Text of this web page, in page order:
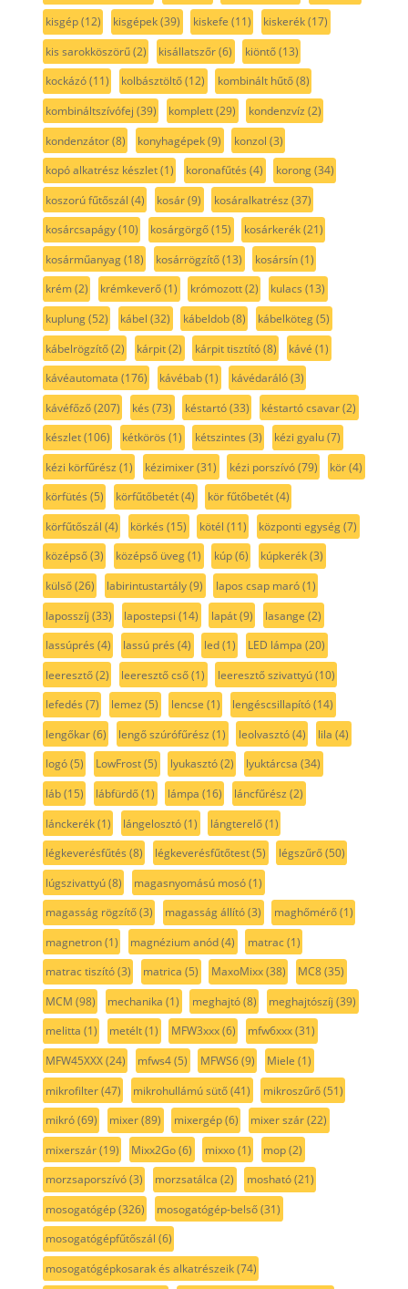
kisgép(12) kisgépek(39) kiskefe (11) kiskerék(17)
kis sarokköszörű(2) kisállatszőr(6) kiöntő(13)
kockázó(11) kolbásztöltő(12) kombinált hűtő(8)
kombináltszívófej (39) komplett(29) kondenzvíz (2)
kondenzátor(8) konyhagépek(9) konzol (3)
kopó alkatrész készlet(1) koronafűtés (4) korong(34)
koszorú fűtőszál (4) kosár(9) kosáralkatrész (37)
kosárcsapágy(10) kosárgörgő(15) kosárkerék(21)
kosárműanyag(18) kosárrögzítő(13) kosársín(1)
krém(2) krémkeverő(1) krómozott(2) kulacs (13)
kuplung(52) kábel (32) kábeldob(8) kábelköteg(5)
kábelrögzítő(2) kárpit(2) kárpit tisztító(8) kávé (1)
kávéautomata (176) kávébab(1) kávédaráló(3)
kávéfőző(207) kés (73) késtartó(33) késtartó csavar(2)
készlet(106) kétkörös (1) kétszintes (3) kézi gyalu(7)
kézi körfűrész (1) kézimixer(31) kézi porszívó(79) kör(4)
körfütés (5) körfűtőbetét(4) kör fűtőbetét(4)
körfűtőszál (4) körkés (15) kötél (11) központi egység(7)
középső(3) középső üveg(1) kúp(6) kúpkerék(3)
külső(26) labirintustartály(9) lapos csap maró(1)
laposszíj (33) lapostepsi (14) lapát(9) lasange (2)
lassúprés (4) lassú prés (4) led(1) LED lámpa (20)
leeresztő(2) leeresztő cső(1) leeresztő szivattyú(10)
lefedés (7) lemez (5) lencse (1) lengéscsillapító(14)
lengőkar(6) lengő szúrófűrész (1) leolvasztó(4) lila (4)
logó(5) LowFrost(5) lyukasztó(2) lyuktárcsa (34)
láb(15) lábfürdő(1) lámpa (16) láncfűrész (2)
lánckerék(1) lángelosztó(1) lángterelő(1)
légkeverésfűtés (8) légkeverésfűtőtest(5) légszűrő(50)
lúgszivattyú(8) magasnyomású mosó(1)
magasság rögzítő(3) magasság állító(3) maghőmérő(1)
magnetron(1) magnézium anód(4) matrac(1)
matrac tiszító(3) matrica (5) MaxoMixx(38) MC8(35)
MCM (98) mechanika (1) meghajtó(8) meghajtószíj (39)
melitta (1) metélt(1) MFW3xxx(6) mfw6xxx(31)
MFW45XXX(24) mfws4(5) MFWS6(9) Miele (1)
mikrofilter(47) mikrohullámú sütő(41) mikroszűrő(51)
mikró(69) mixer(89) mixergép(6) mixer szár(22)
mixerszár(19) Mixx2Go(6) mixxo(1) mop(2)
morzsaporszívó(3) morzsatálca (2) mosható(21)
mosogatógép(326) mosogatógép-belső(31)
mosogatógépfűtőszál (6)
mosogatógépkosarak és alkatrészeik(74)